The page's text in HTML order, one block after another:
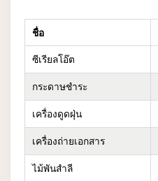
ชื่อ
ซีเรียลโอ๊ต
กระดาษชำระ
เครื่องดูดฝุ่น
เครื่องถ่ายเอกสาร
ไม้พันสำลี